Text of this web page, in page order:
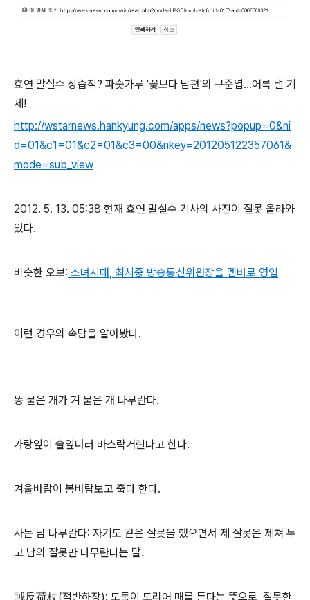
효연 말실수 상습적? 파숫가루 '꽃보다 남편'의 구준엽…어록 낼 기
세!
http://wstarnews.hankyung.com/apps/news?popup=0&ni
d=01&c1=01&c2=01&c3=00&nkey=201205122357061&
mode=sub_view
2012. 5. 13. 05:38 현재 효연 말실수 기사의 사진이 잘못 올라와
있다.
비슷한 오보: 소녀시대, 최시중 방송통신위원장을 멤버로 영입
이런 경우의 속담을 알아봤다.
똥 묻은 개가 겨 묻은 개 나무란다.
가랑잎이 솔잎더러 바스락거린다고 한다.
겨울바람이 봄바람보고 춥다 한다.
사돈 남 나무란다: 자기도 같은 잘못을 했으면서 제 잘못은 제쳐 두
고 남의 잘못만 나무란다는 말.
賊反荷杖(적반하장): 도둑이 도리어 매를 든다는 뜻으로, 잘못한